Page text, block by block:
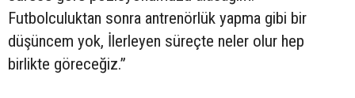
Futbolculuktan sonra antrenörlük yapma gibi bir
düşüncem yok, İlerleyen süreçte neler olur hep
birlikte göreceğiz.”